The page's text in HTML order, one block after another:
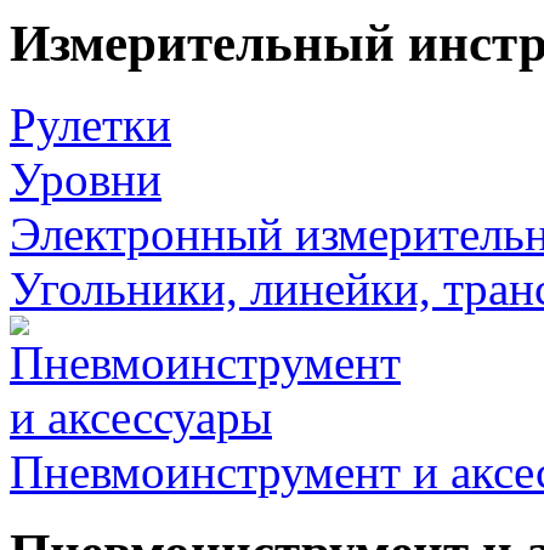
Измерительный
Рулетки
Уровни
Электронный
Угольники, линейки,
Пневмоинструмент и